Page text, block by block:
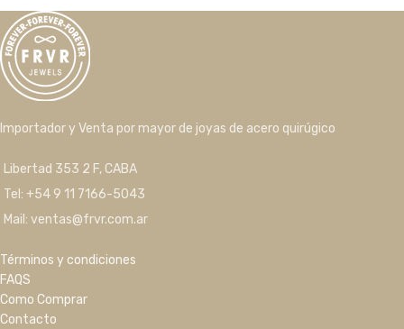
Importador y Venta por mayor de joyas de acero quirúgico
Libertad 353 2 F, CABA
Tel: +54 9 11 7166-5043
Mail: ventas@frvr.com.ar
Términos y condiciones
FAQS
Como Comprar
Contacto